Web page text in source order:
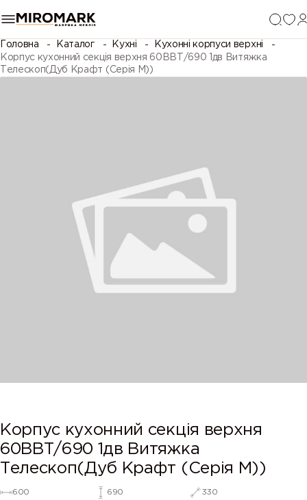
Головна Каталог Кухні
Кухонні корпуси верхні
Корпус кухонний секцiя верхня 60ВВТ/690 1дв Витяжка
Телескоп(Дуб Крафт (Серія М))
Корпус кухонний секцiя верхня
60ВВТ/690 1дв Витяжка
Телескоп(Дуб Крафт (Серія М))
600 690 330